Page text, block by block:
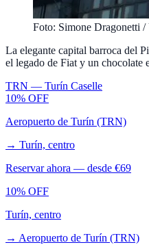
Foto: Simone Dragonetti /
La elegante capital barroca del
el legado de Fiat y un chocolate
TRN — Turín Caselle
10% OFF
Aeropuerto de Turín (TRN)
→ Turín, centro
Reservar ahora — desde €69
10% OFF
Turín, centro
→ Aeropuerto de Turín (TRN)